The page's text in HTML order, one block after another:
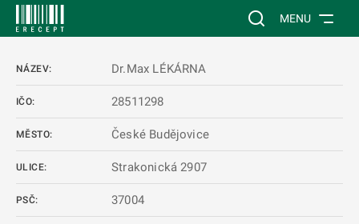
Vyhledávání na
MENU
NÁZEV: Dr.Max LÉKÁRNA
IČO: 28511298
MĚSTO: České Budějovice
ULICE: Strakonická 2907
PSČ: 37004